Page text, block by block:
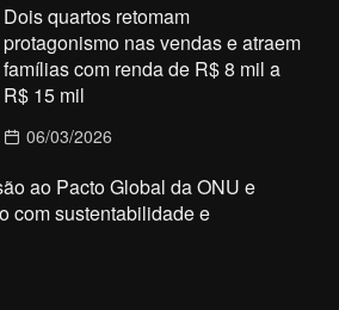
Dois quartos retomam
protagonismo nas vendas e atraem
famílias com renda de R$ 8 mil a
R$ 15 mil
06/03/2026
ao Pacto Global da ONU e
com sustentabilidade e